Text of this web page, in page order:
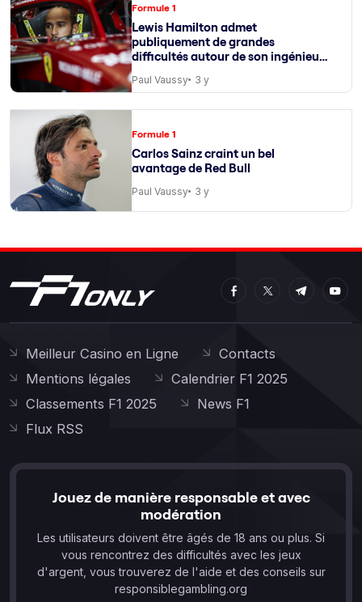
Formule 1
Lewis Hamilton admet
publiquement de grandes
difficultés autour de son ingénieur
Paul Vaussy 3 y
Formule 1
Carlos Sainz craint un bel
avantage de Red Bull
Paul Vaussy 3 y
Meilleur Casino en Ligne
Contacts
Mentions légales
Calendrier F1 2025
Classements F1 2025
News F1
Flux RSS
Jouez de manière responsable et avec
modération
Les utilisateurs doivent être âgés de 18 ans ou plus. Si
vous rencontrez des difficultés avec les jeux
d'argent, vous trouverez de l'aide et des conseils sur
responsiblegambling.org